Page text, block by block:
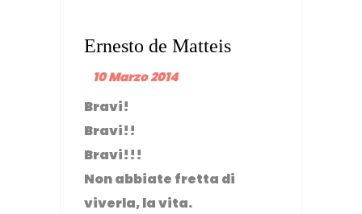
Ernesto de Matteis
10 Marzo 2014
Bravi!
Bravi!!
Bravi!!!
Non abbiate fretta di
viverla, la vita.